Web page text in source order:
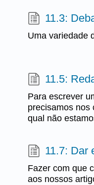
11.3:
Uma variedade
11.5:
Para escrever
precisamos nos
qual não
11.7: Dar
Fazer com que
aos nossos